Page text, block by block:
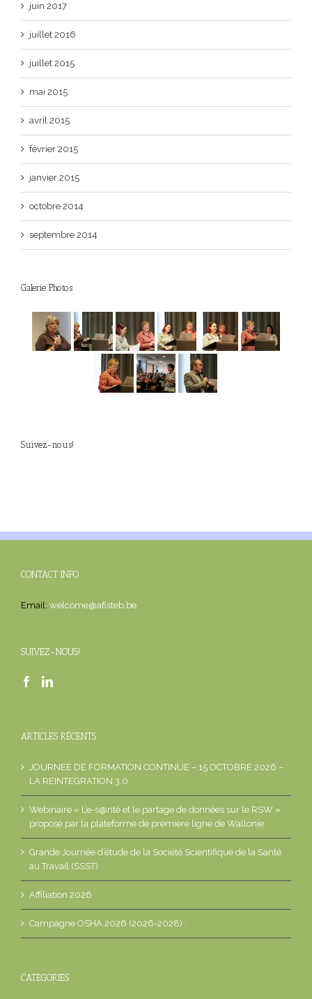
juin 2017
juillet 2016
juillet 2015
mai 2015
avril 2015
février 2015
janvier 2015
octobre 2014
septembre 2014
Galerie Photos
Suivez-nous!
CONTACT INFO
Email: welcome@afisteb.be
SUIVEZ-NOUS!
ARTICLES RÉCENTS
JOURNEE DE FORMATION CONTINUE – 15 OCTOBRE 2026 –
LA REINTEGRATION 3.0
Webinaire « L’e-s@nté et le partage de données sur le RSW »
proposé par la plateforme de première ligne de Wallonie
Grande Journée d’étude de la Société Scientifique de la Santé
au Travail (SSST)
Affiliation 2026
Campagne OSHA 2026 (2026-2028) :
CATEGORIES